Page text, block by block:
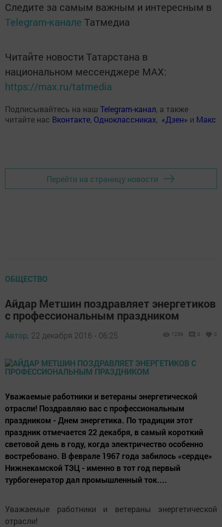
Следите за самым важным и интересным в
Telegram-канале Татмедиа
Читайте новости Татарстана в
национальном мессенджере MАХ:
https://max.ru/tatmedia
Подписывайтесь на наш Telegram-канал, а также
читайте нас Вконтакте, Одноклассниках, «Дзен» и Макс
Перейти на страницу новости
ОБЩЕСТВО
Айдар Метшин поздравляет энергетиков
с профессиональным праздником
Автор, 22 декабря 2016 - 06:25 1259 0 0
Уважаемые работники и ветераны энергетической
отрасли! Поздравляю вас с профессиональным
праздником - Днем энергетика. По традиции этот
праздник отмечается 22 декабря, в самый короткий
световой день в году, когда электричество особенно
востребовано. В феврале 1967 года забилось «сердце»
Нижнекамской ТЭЦ - именно в тот год первый
турбогенератор дал промышленный ток....
Уважаемые работники и ветераны энергетической
отрасли!